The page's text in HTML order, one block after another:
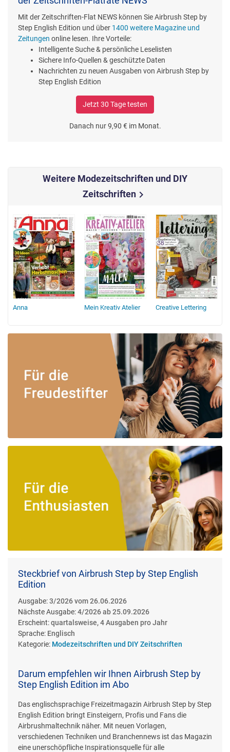
Mit der Zeitschriften-Flat NEWS können Sie Airbrush Step by
Step English Edition und über 1400 weitere Magazine und
Zeitungen online lesen. Ihre Vorteile:
Intelligente Suche & persönliche Leselisten
Sichere Info-Quellen & geschützte Daten
Nachrichten zu neuen Ausgaben von Airbrush Step by
Step English Edition
Jetzt 30 Tage testen
Danach nur 9,90 € im Monat.
Weitere Modezeitschriften und DIY
Zeitschriftenchevron_right
Anna Mein Kreativ Atelier Creative Lettering
Steckbrief von Airbrush Step by Step English
Edition
Ausgabe:3/2026 vom 26.06.2026
Nächste Ausgabe:4/2026 ab 25.09.2026
Erscheint:quartalsweise, 4 Ausgaben pro Jahr
Sprache: Englisch
Kategorie: Modezeitschriften und DIY Zeitschriften
Darum empfehlen wir Ihnen Airbrush Step by
Step English Edition im Abo
Das englischsprachige Freizeitmagazin Airbrush Step by Step
English Edition bringt Einsteigern, Profis und Fans die
Airbrushmaltechnik näher. Mit neuen Vorlagen,
verschiedenen Techniken und Branchennews ist das Magazin
eine unerschöpfliche Inspirationsquelle für alle